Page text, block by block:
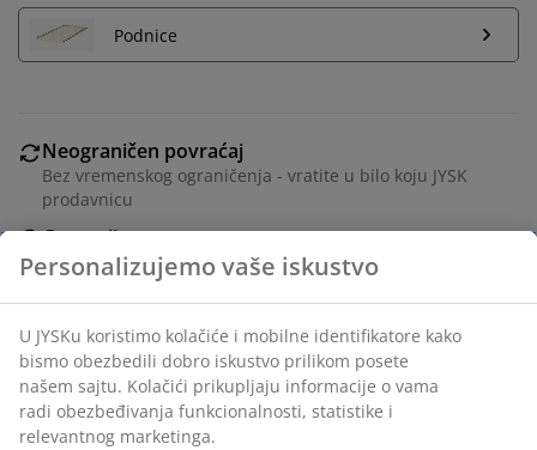
Podnice
Neograničen povraćaj
Bez vremenskog ograničenja - vratite u bilo koju JYSK
prodavnicu
Garancija cene
30 dana garancija cene za sve proizvode
Fleksibilne opcije dostave
Brza i jednostavna dostava po vašem izboru
Čelik. Za sve vrste dušeka 90x200 cm. Bez dušeka i
podnice. Š94xD211xV96 cm
Personalizujemo vaše iskustvo
U JYSKu koristimo kolačiće i mobilne identifikatore kako
bismo obezbedili dobro iskustvo prilikom posete
našem sajtu. Kolačići prikupljaju informacije o vama
radi obezbeđivanja funkcionalnosti, statistike i
relevantnog marketinga.